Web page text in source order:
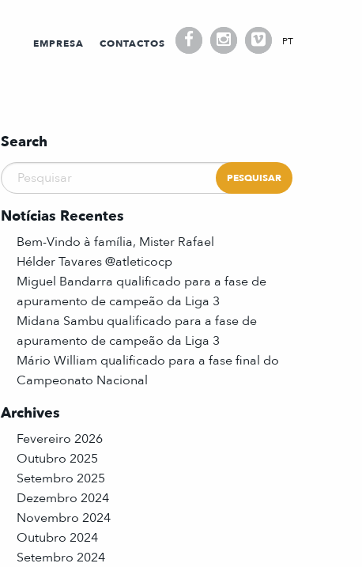
EMPRESA CONTACTOS PT
Search
Notícias Recentes
Bem-Vindo à família, Mister Rafael
Hélder Tavares @atleticocp
Miguel Bandarra qualificado para a fase de
apuramento de campeão da Liga 3
Midana Sambu qualificado para a fase de
apuramento de campeão da Liga 3
Mário William qualificado para a fase final do
Campeonato Nacional
Archives
Fevereiro 2026
Outubro 2025
Setembro 2025
Dezembro 2024
Novembro 2024
Outubro 2024
Setembro 2024